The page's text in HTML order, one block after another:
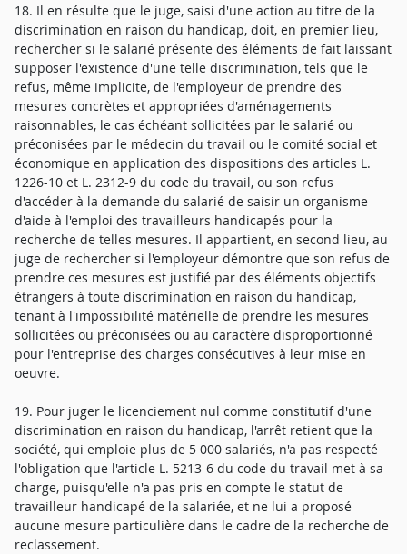
18. Il en résulte que le juge, saisi d'une action au titre de la
discrimination en raison du handicap, doit, en premier lieu,
rechercher si le salarié présente des éléments de fait laissant
supposer l'existence d'une telle discrimination, tels que le
refus, même implicite, de l'employeur de prendre des
mesures concrètes et appropriées d'aménagements
raisonnables, le cas échéant sollicitées par le salarié ou
préconisées par le médecin du travail ou le comité social et
économique en application des dispositions des articles L.
1226-10 et L. 2312-9 du code du travail, ou son refus
d'accéder à la demande du salarié de saisir un organisme
d'aide à l'emploi des travailleurs handicapés pour la
recherche de telles mesures. Il appartient, en second lieu, au
juge de rechercher si l'employeur démontre que son refus de
prendre ces mesures est justifié par des éléments objectifs
étrangers à toute discrimination en raison du handicap,
tenant à l'impossibilité matérielle de prendre les mesures
sollicitées ou préconisées ou au caractère disproportionné
pour l'entreprise des charges consécutives à leur mise en
oeuvre.
19. Pour juger le licenciement nul comme constitutif d'une
discrimination en raison du handicap, l'arrêt retient que la
société, qui emploie plus de 5 000 salariés, n'a pas respecté
l'obligation que l'article L. 5213-6 du code du travail met à sa
charge, puisqu'elle n'a pas pris en compte le statut de
travailleur handicapé de la salariée, et ne lui a proposé
aucune mesure particulière dans le cadre de la recherche de
reclassement.